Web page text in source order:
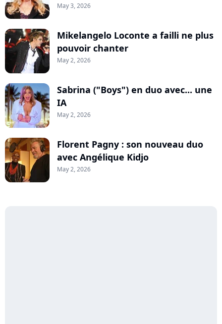
May 3, 2026
Mikelangelo Loconte a failli ne plus
pouvoir chanter
May 2, 2026
Sabrina ("Boys") en duo avec... une
IA
May 2, 2026
Florent Pagny : son nouveau duo
avec Angélique Kidjo
May 2, 2026